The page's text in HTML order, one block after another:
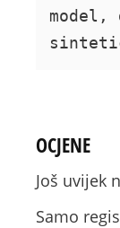
model,
OCJENE
Još uvijek
Samo